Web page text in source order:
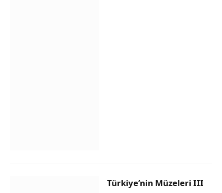
Türkiye’nin Müzeleri III